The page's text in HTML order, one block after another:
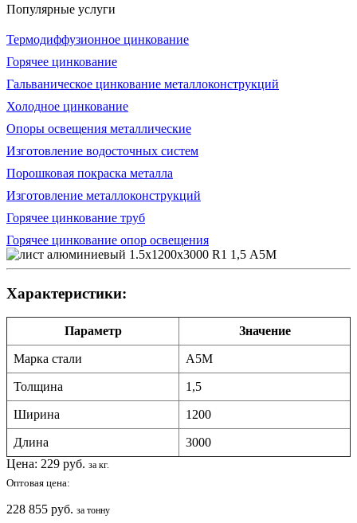
Популярные услуги
Термодиффузионное цинкование
Горячее цинкование
Гальваническое цинкование металлоконструкций
Холодное цинкование
Опоры освещения металлические
Изготовление водосточных систем
Порошковая покраска металла
Изготовление металлоконструкций
Горячее цинкование труб
Горячее цинкование опор освещения
Характеристики:
Параметр Значение
Марка стали А5М
Толщина 1,5
Ширина 1200
Длина
3000
Цена: 229 руб. за кг.
Оптовая цена:
228 855 руб. за тонну